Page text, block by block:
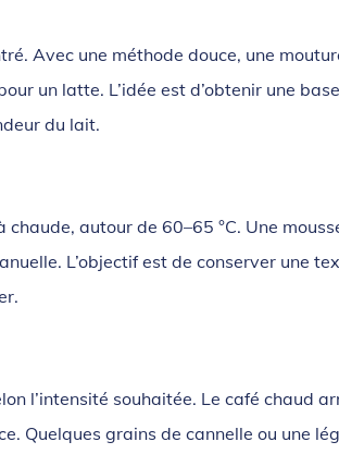
Avec une méthode douce, une
un latte. L’idée est d’obtenir une base
du lait.
autour de 60–65 °C. Une
L’objectif est de conserver une
l’intensité souhaitée. Le café chaud
Quelques grains de cannelle ou une